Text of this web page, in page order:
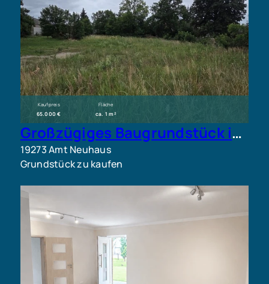
Kaufpreis
65.000 €
Fläche
ca. 1 m²
Großzügiges Baugrundstück in ruhiger, ländlicher Lage bei Amt Neuhaus
19273 Amt Neuhaus
Grundstück zu kaufen